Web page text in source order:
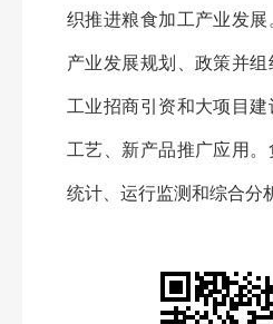
织推进粮食加工产业发展
产业发展规划、政策并
工业招商引资和大项目
工艺、新产品推广应用。
统计、运行监测和综合分